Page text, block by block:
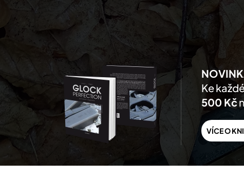
Skip to main content
Ke
500 Kč
VÍCE O